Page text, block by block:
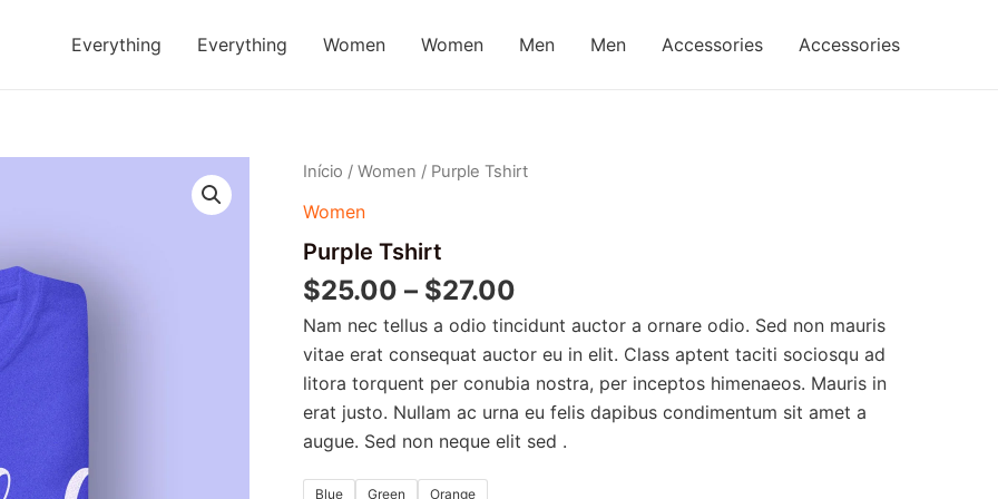
Everything Everything Women Women Men Men Accessories Accessories
Início / Women / Purple Tshirt
Women
Purple Tshirt
$25.00 – $27.00
Nam nec tellus a odio tincidunt auctor a ornare odio. Sed non mauris
vitae erat consequat auctor eu in elit. Class aptent taciti sociosqu ad
litora torquent per conubia nostra, per inceptos himenaeos. Mauris in
erat justo. Nullam ac urna eu felis dapibus condimentum sit amet a
augue. Sed non neque elit sed .
Blue Green Orange
Purple
quantidade